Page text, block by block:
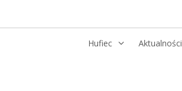
Hufiec Aktualności